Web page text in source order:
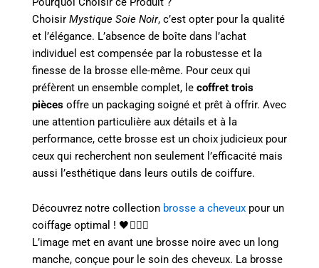
Choisir Mystique Soie Noir, c’est opter pour la qualité
et l’élégance. L’absence de boîte dans l’achat
individuel est compensée par la robustesse et la
finesse de la brosse elle-même. Pour ceux qui
préfèrent un ensemble complet, le coffret trois
pièces offre un packaging soigné et prêt à offrir. Avec
une attention particulière aux détails et à la
performance, cette brosse est un choix judicieux pour
ceux qui recherchent non seulement l’efficacité mais
aussi l’esthétique dans leurs outils de coiffure.
Découvrez notre collection brosse a cheveux pour un
coiffage optimal ! 🖤💇‍♀️✨
L’image met en avant une brosse noire avec un long
manche, conçue pour le soin des cheveux. La brosse